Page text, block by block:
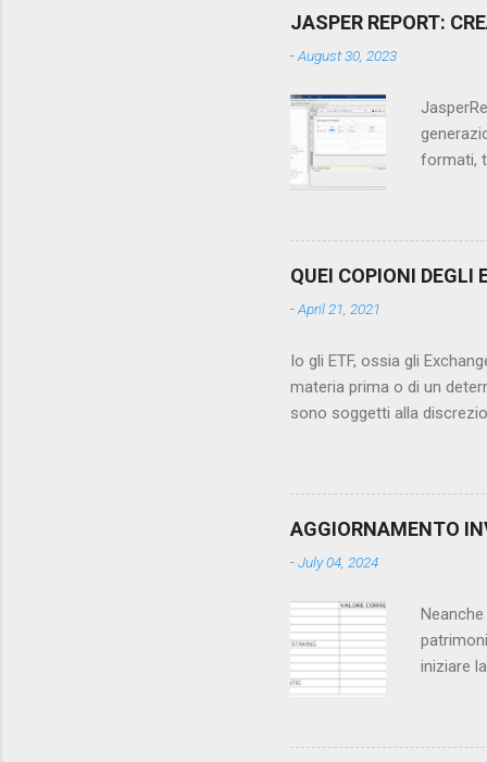
JASPER REPORT:
-August 30, 2023
formati,
jrxml e
2023/
QUEI COPIONI DEGLI
-April 21, 2021
Io gli ETF, ossia gli
materia prima o di un
sono soggetti alla
si parla di benchmark). Il
limitarsi a mantenere le
esonerato dai costi di
AGGIORNAMENTO
-July 04, 2024
iniziare
stessi